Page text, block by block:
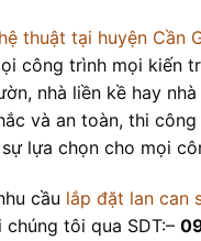
thuật tại huyện Cần
công trình mọi kiến
nhà liền kề hay
và an toàn, thi công
lựa chọn cho mọi
cầu lắp đặt lan can
tôi qua SDT:–